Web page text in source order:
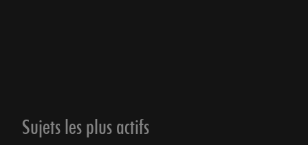
Sujets les plus actifs